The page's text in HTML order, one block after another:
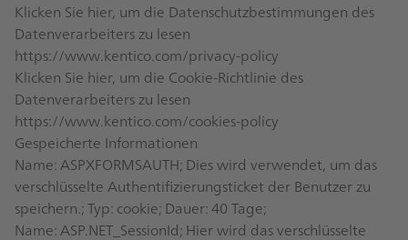
Klicken Sie hier, um die Datenschutzbestimmungen des
Datenverarbeiters zu lesen
https://www.kentico.com/privacy-policy
Klicken Sie hier, um die Cookie-Richtlinie des
Datenverarbeiters zu lesen
https://www.kentico.com/cookies-policy
Gespeicherte Informationen
Name: ASPXFORMSAUTH; Dies wird verwendet, um das
verschlüsselte Authentifizierungsticket der Benutzer zu
speichern.; Typ: cookie; Dauer: 40 Tage;
Name: ASP.NET_SessionId; Hier wird das verschlüsselte